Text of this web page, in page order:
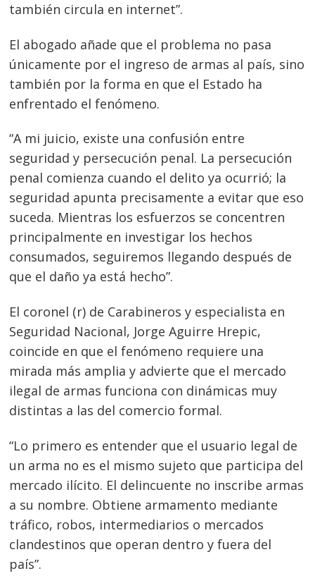
también circula en internet”.
El abogado añade que el problema no pasa
únicamente por el ingreso de armas al país, sino
también por la forma en que el Estado ha
enfrentado el fenómeno.
“A mi juicio, existe una confusión entre
seguridad y persecución penal. La persecución
penal comienza cuando el delito ya ocurrió; la
seguridad apunta precisamente a evitar que eso
suceda. Mientras los esfuerzos se concentren
principalmente en investigar los hechos
consumados, seguiremos llegando después de
que el daño ya está hecho”.
El coronel (r) de Carabineros y especialista en
Seguridad Nacional, Jorge Aguirre Hrepic,
coincide en que el fenómeno requiere una
mirada más amplia y advierte que el mercado
ilegal de armas funciona con dinámicas muy
distintas a las del comercio formal.
“Lo primero es entender que el usuario legal de
un arma no es el mismo sujeto que participa del
mercado ilícito. El delincuente no inscribe armas
a su nombre. Obtiene armamento mediante
tráfico, robos, intermediarios o mercados
clandestinos que operan dentro y fuera del
país”.